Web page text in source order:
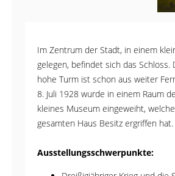
Im Zentrum der Stadt, in einem
gelegen, befindet sich das
hohe Turm ist schon aus weiter
8. Juli 1928 wurde in einem Raum
kleines Museum eingeweiht,
gesamten Haus Besitz ergriffen hat.
Ausstellungsschwerpunkte: